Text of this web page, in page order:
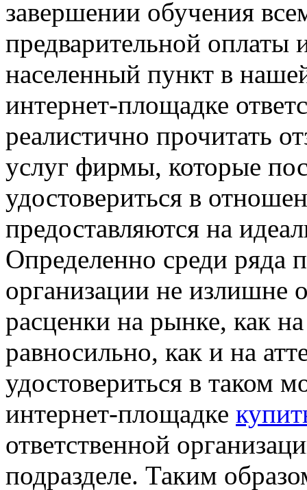
завершении обучения
предварительной оплаты
населенный пункт в
интернет-площадке
реалистично прочитать
услуг фирмы, которые
удостовериться в
предоставляются на
Определенно среди ряда
организации не излишне
расценки на рынке, как
равносильно, как и на
удостовериться в таком
интернет-площадке
ответственной
подразделе. Таким